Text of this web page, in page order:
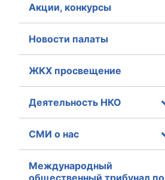
Акции, конкурсы
Новости палаты
ЖКХ просвещение
Деятельность НКО
СМИ о нас
Международный
общественный трибунал по